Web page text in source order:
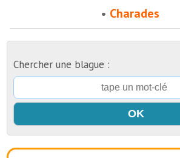
Charades
Chercher une blague :